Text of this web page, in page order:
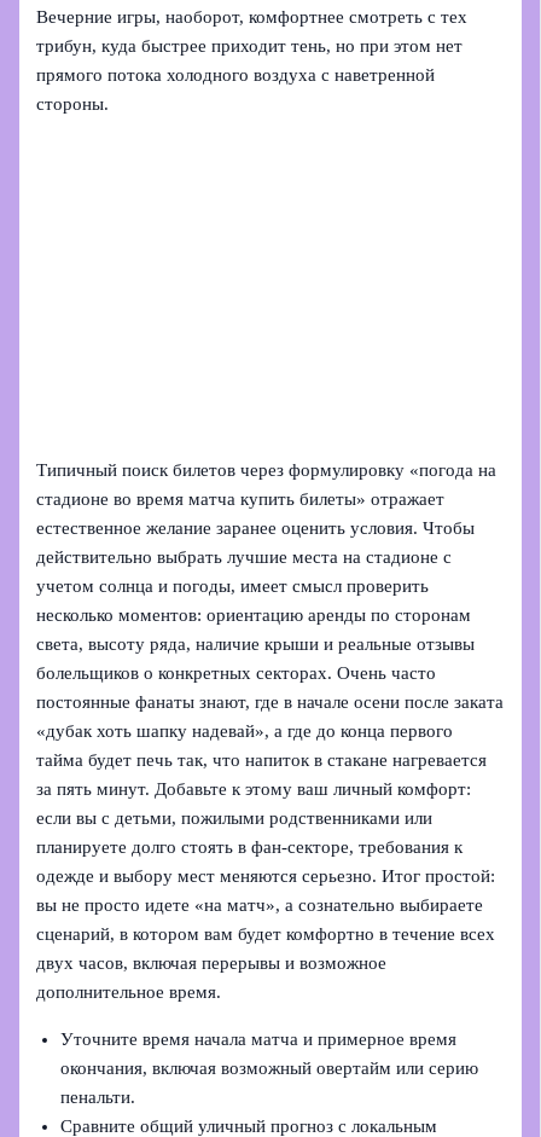
Вечерние игры, наоборот, комфортнее смотреть с тех
трибун, куда быстрее приходит тень, но при этом нет
прямого потока холодного воздуха с наветренной
стороны.
Типичный поиск билетов через формулировку «погода на
стадионе во время матча купить билеты» отражает
естественное желание заранее оценить условия. Чтобы
действительно выбрать лучшие места на стадионе с
учетом солнца и погоды, имеет смысл проверить
несколько моментов: ориентацию аренды по сторонам
света, высоту ряда, наличие крыши и реальные отзывы
болельщиков о конкретных секторах. Очень часто
постоянные фанаты знают, где в начале осени после заката
«дубак хоть шапку надевай», а где до конца первого
тайма будет печь так, что напиток в стакане нагревается
за пять минут. Добавьте к этому ваш личный комфорт:
если вы с детьми, пожилыми родственниками или
планируете долго стоять в фан-секторе, требования к
одежде и выбору мест меняются серьезно. Итог простой:
вы не просто идете «на матч», а сознательно выбираете
сценарий, в котором вам будет комфортно в течение всех
двух часов, включая перерывы и возможное
дополнительное время.
Уточните время начала матча и примерное время
окончания, включая возможный овертайм или серию
пенальти.
Сравните общий уличный прогноз с локальным